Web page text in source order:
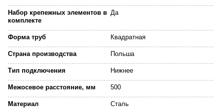
Набор крепежных элементов в
комплекте
Да
Форма труб Квадратная
Страна производства Польша
Тип подключения Нижнее
Межосевое расстояние, мм 500
Материал Сталь